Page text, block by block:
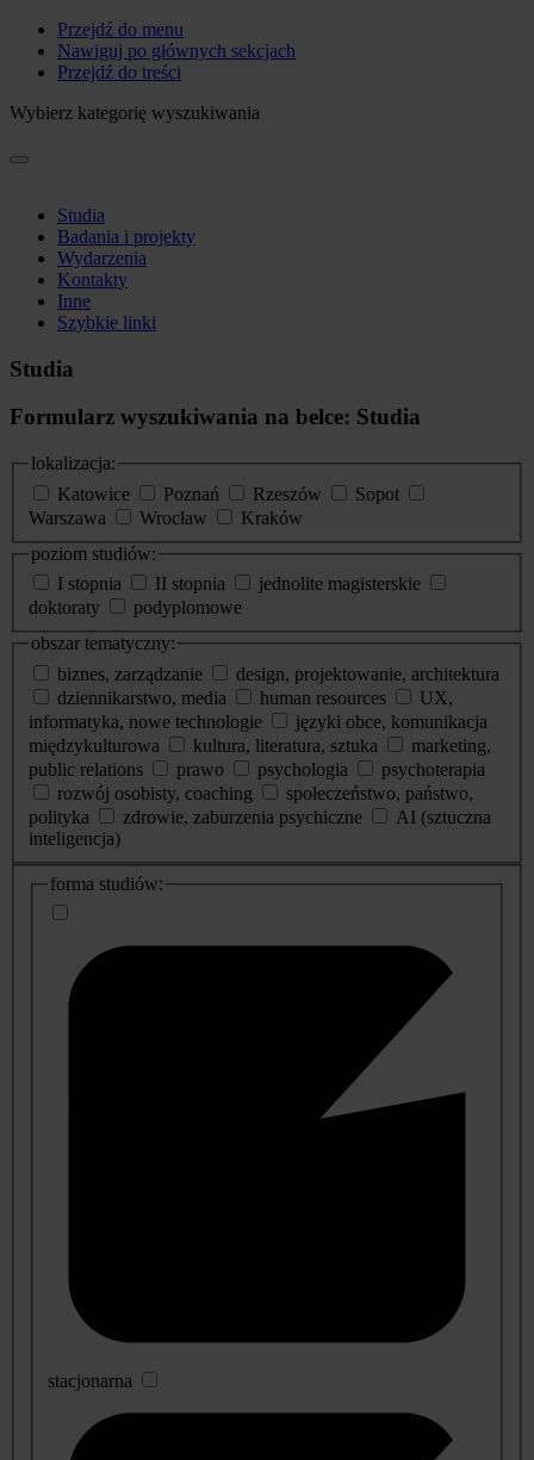
Przejdź do menu
Nawiguj po głównych sekcjach
Przejdź do treści
Wybierz kategorię wyszukiwania
Studia
Badania i projekty
Wydarzenia
Kontakty
Inne
Szybkie linki
Studia
Formularz wyszukiwania na belce: Studia
lokalizacja:
Katowice
Poznań Rzeszów
Sopot
Warszawa
Wrocław
Kraków
poziom studiów:
I stopnia
II stopnia
jednolite magisterskie
doktoraty
podyplomowe
obszar tematyczny:
biznes, zarządzanie
design, projektowanie, architektura
dziennikarstwo, media
human resources
UX,
informatyka, nowe technologie
języki obce, komunikacja
międzykulturowa
kultura, literatura, sztuka
marketing,
public relations
prawo psychologia
psychoterapia
rozwój osobisty, coaching
społeczeństwo, państwo,
polityka
zdrowie, zaburzenia psychiczne
AI (sztuczna
inteligencja)
dodatkowe
informacje
forma studiów:
stacjonarna